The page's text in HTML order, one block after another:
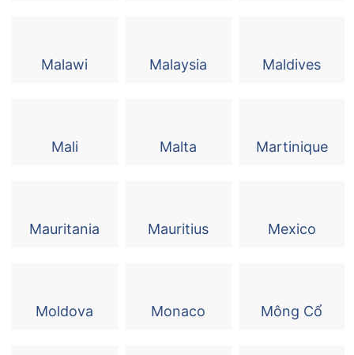
Malawi Malaysia Maldives
Mali Malta Martinique
Mauritania Mauritius Mexico
Moldova Monaco Mông Cổ